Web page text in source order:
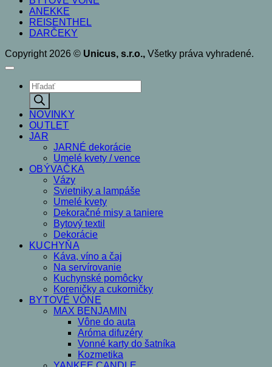
ANEKKE
REISENTHEL
DARČEKY
Copyright 2026 © Unicus, s.r.o., Všetky práva vyhradené.
Products
search
NOVINKY
OUTLET
JAR
JARNÉ dekorácie
Umelé kvety / vence
OBÝVAČKA
Vázy
Svietniky a lampáše
Umelé kvety
Dekoračné misy a taniere
Bytový textil
Dekorácie
KUCHYŇA
Káva, víno a čaj
Na servírovanie
Kuchynské pomôcky
Koreničky a cukorničky
BYTOVÉ VÔNE
MAX BENJAMIN
Vône do auta
Aróma difuzéry
Vonné karty do šatníka
Kozmetika